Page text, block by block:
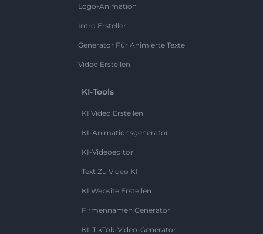
Logo-Animation
Intro Ersteller
Generator Für Animierte Texte
Video Erstellen
KI-Tools
KI Video Erstellen
KI-Animationsgenerator
KI-Videoeditor
Text Zu Video KI
KI Website Erstellen
Firmennamen Generator
KI-TikTok-Video-Generator